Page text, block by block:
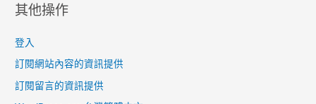
其他操作
登入
訂閱網站內容的資訊提供
訂閱留言的資訊提供